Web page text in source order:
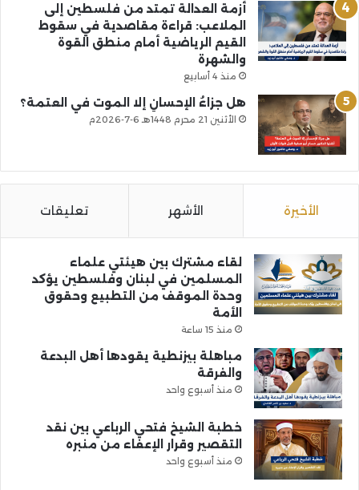
أزمة العدالة تمتد من فلسطين إلى
الملاعب: قراءة مقاصدية في سقوط
القيم الرياضية أمام منطق القوة
والشهرة
منذ 4 أسابيع
هل جزاءُ الإحسانِ إلا الموت في العتمة؟
الأثنين 21 محرم 1448هـ 6-7-2026م
الأخيرة الأشهر تعليقات
لقاء مشترك بين هيئتي علماء
المسلمين في لبنان وفلسطين يؤكد
وحدة الموقف من التطبيع وحقوق
الأمة
منذ 15 ساعة
مباهلة بيزنطية يقودها أهل البدعة
والفرقة
منذ أسبوع واحد
خطبة الشيخ فتحي الرباعي بين نقد
التقصير وقرار الإعفاء من منبره
منذ أسبوع واحد